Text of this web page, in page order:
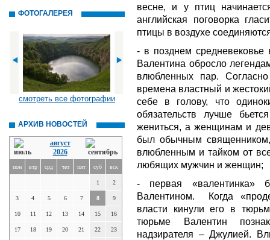
ФОТОГАЛЕРЕЯ
смотреть все фотографии
АРХИВ НОВОСТЕЙ
август
2026
пон втр срд чет пят суб вск
1 2
3 4 5 6 7 8 9
10 11 12 13 14 15 16
17 18 19 20 21 22 23
весне, и у птиц
английская поговорка
птицы в воздухе
- в позднем
Валентина обросло
влюбленных пар.
времена властный и
себе в голову, что
обязательств лучше
жениться, а женщинам и
был обычным священником,
влюбленным и тайком от
любящих мужчин и женщин;
- первая «валентинка»
Валентином. Когда
власти кинули его в
тюрьме Валентин
надзирателя – Джулией.